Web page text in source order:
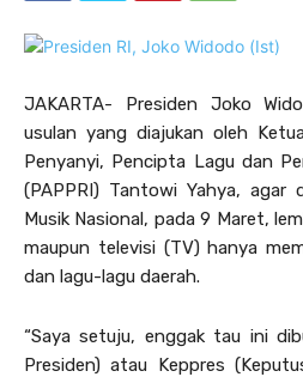
JAKARTA- Presiden Joko
usulan yang diajukan oleh
Penyanyi, Pencipta Lagu dan
(PAPPRI) Tantowi Yahya,
Musik Nasional, pada 9 Maret,
maupun televisi (TV) hanya
dan lagu-lagu daerah.
“Saya setuju, enggak tau ini
Presiden) atau Keppres